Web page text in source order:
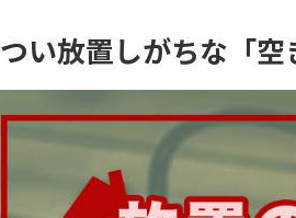
つい放置しがちな「